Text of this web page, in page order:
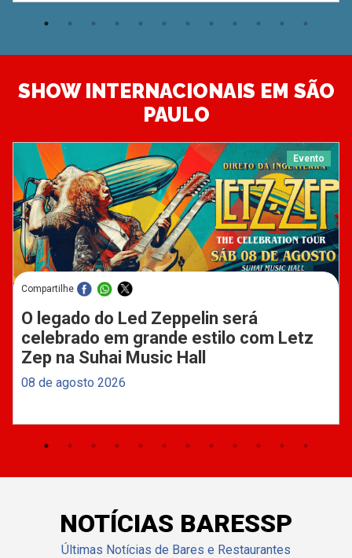
SHOW INTERNACIONAIS EM SÃO
PAULO
Evento
Compartilhe
O legado do Led Zeppelin será
celebrado em grande estilo com Letz
Zep na Suhai Music Hall
08 de agosto 2026
NOTÍCIAS BARESSP
Últimas Notícias de Bares e Restaurantes